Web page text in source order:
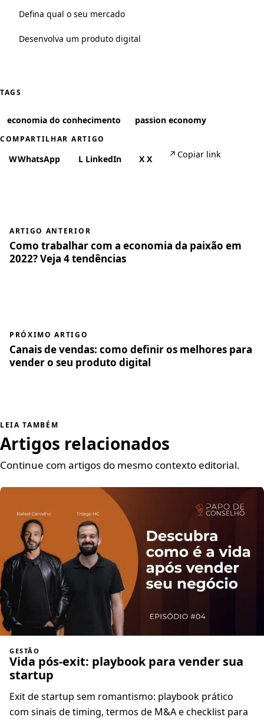
Defina qual o seu mercado
Desenvolva um produto digital
TAGS
economia do conhecimento passion economy
COMPARTILHAR ARTIGO
WWhatsApp L LinkedIn X X ↗ Copiar link
ARTIGO ANTERIOR
Como trabalhar com a economia da paixão em
2022? Veja 4 tendências
PRÓXIMO ARTIGO
Canais de vendas: como definir os melhores para
vender o seu produto digital
LEIA TAMBÉM
Artigos relacionados
Continue com artigos do mesmo contexto editorial.
GESTÃO
Vida pós-exit: playbook para vender sua
startup
Exit de startup sem romantismo: playbook prático
com sinais de timing, termos de M&A e checklist para